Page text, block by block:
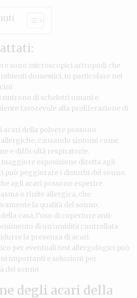
sono microscopici artropodi che
domestici, in particolare nei
nutrono di scheletri umani e
favorevole alla proliferazione di
acari della polvere possono
causando sintomi come
e difficoltà respiratorie.
maggiore esposizione diretta agli
può peggiorare i disturbi del sonno.
agli acari possono esperire
o rinite allergica, che
la qualità del sonno.
casa, l’uso di coperture anti-
di un’umidità controllata
la presenza di acari.
per eventuali test allergologici può
importanti e soluzioni per
del sonno.
degli acari della